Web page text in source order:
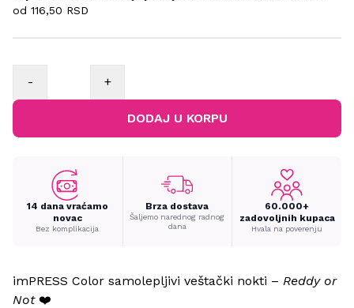
od 116,50 RSD
- +
DODAJ U KORPU
14 dana vraćamo
novac
Bez komplikacija
Brza dostava
Šaljemo narednog radnog
dana
60.000+
zadovoljnih kupaca
Hvala na poverenju
imPRESS Color samolepljivi veštački nokti – Reddy or
Not❤️